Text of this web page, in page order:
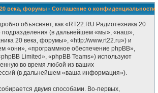
20 века, форумы - Соглашение о конфиденциальности
объясняет, как «RT22.RU Радиотехника 20
подразделения (в дальнейшем «мы», «наш»,
20 века, форумы», «http://www.rt22.ru») и
«они», «программное обеспечение phpBB»,
Limited», «phpBB Teams») используют
во время любой из ваших
(в дальнейшем «ваша информация»).
двумя способами. Во-первых,